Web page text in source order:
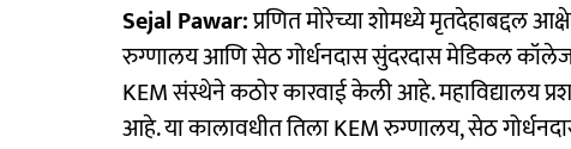
Sejal Pawar:प्रणित मोरेच्या शोमध्ये मृतदेहाबद्दल
रुग्णालय आणि सेठ गोर्धनदास सुंदरदास मेडिकल
KEM संस्थेने कठोर कारवाई केली आहे. महाविद्यालय
आहे. या कालावधीत तिला KEM रुग्णालय, सेठ